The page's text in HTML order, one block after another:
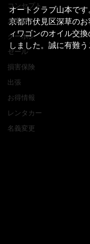
コンセプト
お客様
クーポン
セール
損害保険
出張
お得情報
レンタカー
名義変更
オートクラブ山本です
京都市伏見区深草のお
ィワゴンのオイル交
しました。誠に有難う